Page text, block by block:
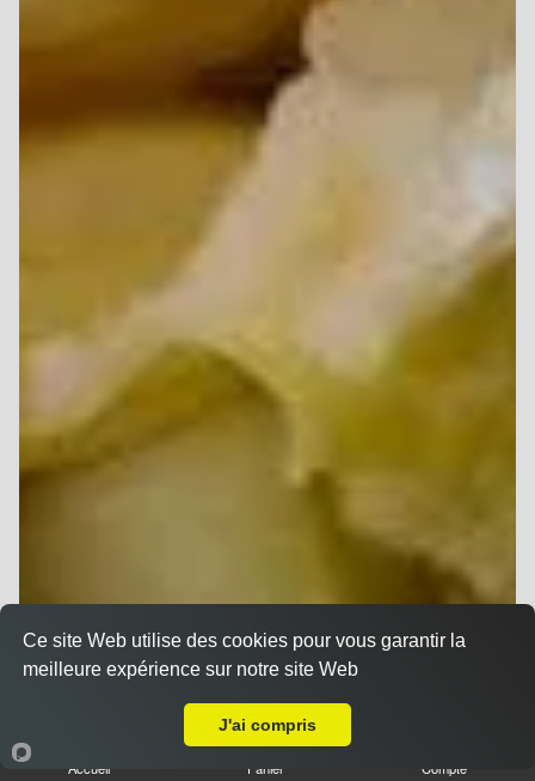
Accueil Panier Compte
Ce site Web utilise des cookies pour vous garantir la
meilleure expérience sur notre site Web
J'ai compris